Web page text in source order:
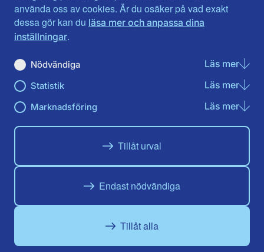
använda oss av cookies. Är du osäker på vad exakt
dessa gör kan du läsa mer och anpassa dina
inställningar.
Nödvändiga Läs merom
Statistik Läs merom
Marknadsföring Läs merom
Tillåt urval
Endast nödvändiga
Tillåt alla
Kalmar län
Kronobergs län
Norrbotten
Skåne län
Västmanland
Örebro län
Östergötland
Du hittar oss här på sociala medier
Facebook
Instagram